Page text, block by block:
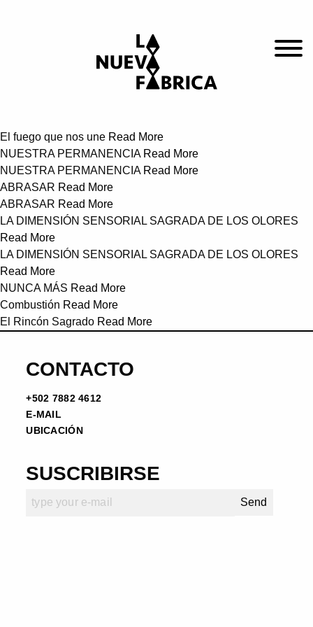
El fuego que nos une Read More
NUESTRA PERMANENCIA Read More
NUESTRA PERMANENCIA Read More
ABRASAR Read More
ABRASAR Read More
LA DIMENSIÓN SENSORIAL SAGRADA DE LOS OLORES
Read More
LA DIMENSIÓN SENSORIAL SAGRADA DE LOS OLORES
Read More
NUNCA MÁS Read More
Combustión Read More
El Rincón Sagrado Read More
CONTACTO
+502 7882 4612
E-MAIL
UBICACIÓN
SUSCRIBIRSE